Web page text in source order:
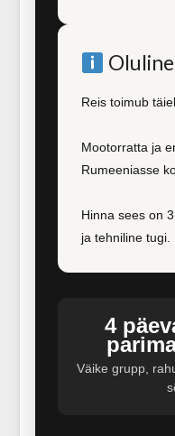
Reis toimub
Mootorratta ja
Rumeeniasse
Hinna sees on
ja tehniline tugi.
4
Väike grupp,